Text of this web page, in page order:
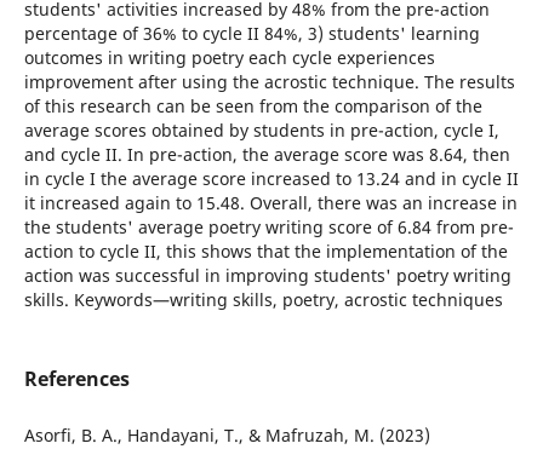
students' activities increased by 48% from the pre-action
percentage of 36% to cycle II 84%, 3) students' learning
outcomes in writing poetry each cycle experiences
improvement after using the acrostic technique. The results
of this research can be seen from the comparison of the
average scores obtained by students in pre-action, cycle I,
and cycle II. In pre-action, the average score was 8.64, then
in cycle I the average score increased to 13.24 and in cycle II
it increased again to 15.48. Overall, there was an increase in
the students' average poetry writing score of 6.84 from pre-
action to cycle II, this shows that the implementation of the
action was successful in improving students' poetry writing
skills. Keywords—writing skills, poetry, acrostic techniques
References
Asorfi, B. A., Handayani, T., & Mafruzah, M. (2023)